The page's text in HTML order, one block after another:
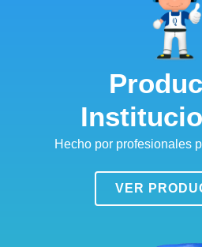
Hecho por profesionales
VER